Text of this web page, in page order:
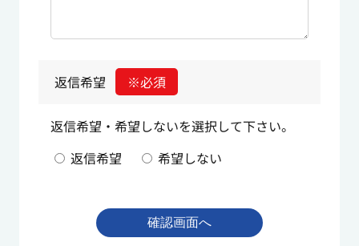
返信希望 ※必須
返信希望・希望しないを選択して下さい。
返信希望
希望しない